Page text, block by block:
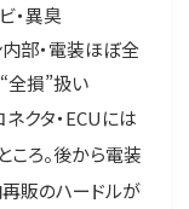
・異臭
部・電装ほぼ全
全損”扱い
クタ・ECUには
ころ。後から電装
再販のハードルが